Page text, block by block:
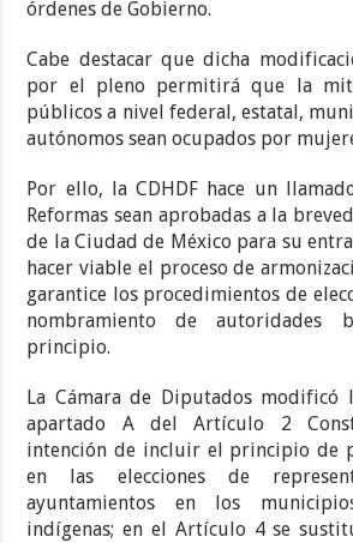
órdenes de Gobierno.
Cabe destacar que dicha
por el pleno permitirá que la
públicos a nivel federal, estatal,
autónomos sean ocupados por
Por ello, la CDHDF hace un
Reformas sean aprobadas a la
de la Ciudad de México para su
hacer viable el proceso de
garantice los procedimientos de
nombramiento de autoridades
principio.
La Cámara de Diputados modificó
apartado A del Artículo 2
intención de incluir el principio de
en las elecciones de
ayuntamientos en los
indígenas; en el Artículo 4 se